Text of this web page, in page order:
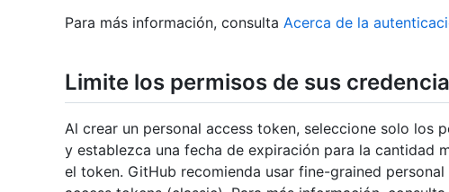
Para más información, consulta Acerca de la
Limite los permisos de sus
Al crear un personal access token, seleccione solo los
y establezca una fecha de expiración para la cantidad
el token. GitHub recomienda usar fine-grained